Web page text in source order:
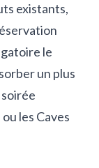
existants,
le
un plus
les Caves